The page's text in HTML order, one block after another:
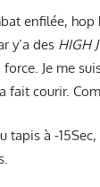
enfilée, hop
y’a des HIGH
Je me
fait courir.
tapis à -